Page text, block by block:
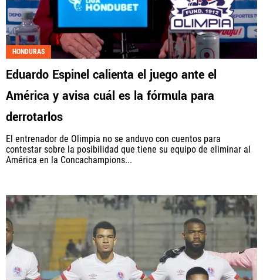
HONDURAS
Eduardo Espinel calienta el juego ante el
América y avisa cuál es la fórmula para
derrotarlos
El entrenador de Olimpia no se anduvo con cuentos para
contestar sobre la posibilidad que tiene su equipo de eliminar al
América en la Concachampions...